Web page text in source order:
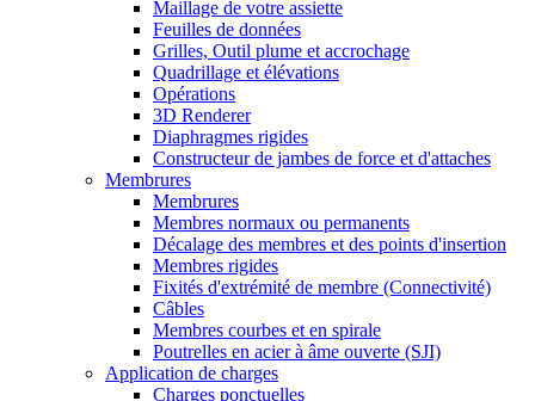
Maillage de votre assiette
Feuilles de données
Grilles, Outil plume et accrochage
Quadrillage et élévations
Opérations
3D Renderer
Diaphragmes rigides
Constructeur de jambes de force et d'attaches
Membrures
Membrures
Membres normaux ou permanents
Décalage des membres et des points d'insertion
Membres rigides
Fixités d'extrémité de membre (Connectivité)
Câbles
Membres courbes et en spirale
Poutrelles en acier à âme ouverte (SJI)
Application de charges
Charges ponctuelles